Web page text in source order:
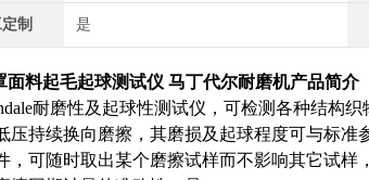
制 是
面料起毛起球测试仪 马丁代尔耐磨机产品简介
耐磨性及起球性测试仪，可检测各种结构
压持续换向磨擦，其磨损及起球程度可与标
，可随时取出某个磨擦试样而不影响其它试